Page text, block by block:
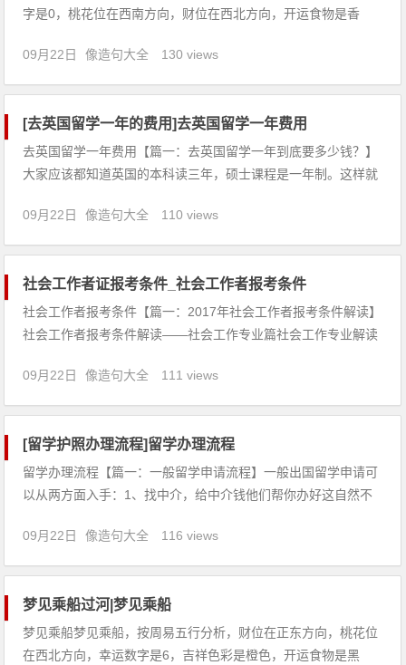
字是0，桃花位在西南方向，财位在西北方向，开运食物是香
着口试要小心，大概可达录取标准。2、找工作的人梦见自己坐
轮椅，求职运气回落，开头往往不错，对方对你的感觉也很好。
09月22日 像造句大全 130 views
[去英国留学一年的费用]去英国留学一年费用
去英国留学一年费用【篇一：去英国留学一年到底要多少钱？】
大家应该都知道英国的本科读三年，硕士课程是一年制。这样就
引了许多学子赴英留学，同时近年来英镑汇率下降也为留学家庭
省下不少费用，然而每到一年的申请前期，留学生和家长都不免
09月22日 像造句大全 110 views
社会工作者证报考条件_社会工作者报考条件
社会工作者报考条件【篇一：2017年社会工作者报考条件解读】
社会工作者报考条件解读——社会工作专业篇社会工作专业解读
作。它帮助社会上的贫困者、老弱者、身心残障者和其他弱势人
群；预防和解决部分因不良互动方式而产生的
09月22日 像造句大全 111 views
[留学护照办理流程]留学办理流程
留学办理流程【篇一：一般留学申请流程】一般出国留学申请可
以从两方面入手：1、找中介，给中介钱他们帮你办好这自然不
系学校。直接找学校分为，查询网站、从网站直接申请，一般网
站都附有申请流程表。下载填写完成联系学院提交申请流程。等
09月22日 像造句大全 116 views
梦见乘船过河|梦见乘船
梦见乘船梦见乘船，按周易五行分析，财位在正东方向，桃花位
在西北方向，幸运数字是6，吉祥色彩是橙色，开运食物是黑